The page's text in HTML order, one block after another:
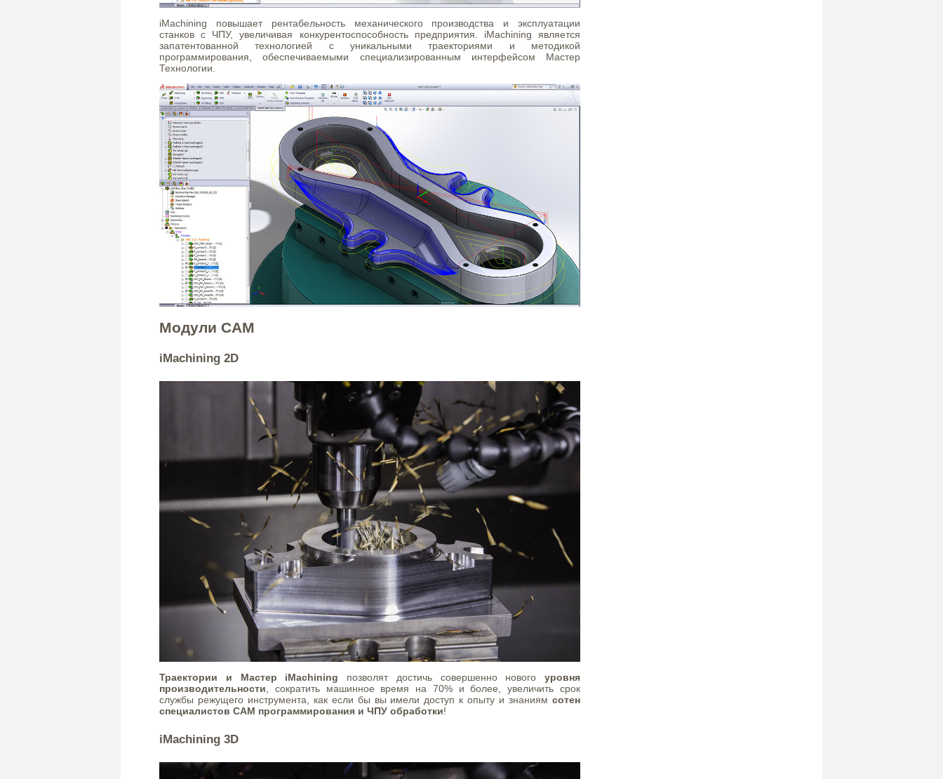
iMachining повышает рентабельность механического производства и эксплуатации
станков с ЧПУ, увеличивая конкурентоспособность предприятия. iMachining является
запатентованной технологией с уникальными траекториями и методикой
программирования, обеспечиваемыми специализированным интерфейсом Мастер
Технологии.
Модули CAM
iMachining 2D
Траектории и Мастер iMachining позволят достичь совершенно нового уровня
производительности, сократить машинное время на 70% и более, увеличить срок
службы режущего инструмента, как если бы вы имели доступ к опыту и знаниям сотен
специалистов CAM программирования и ЧПУ обработки!
iMachining 3D